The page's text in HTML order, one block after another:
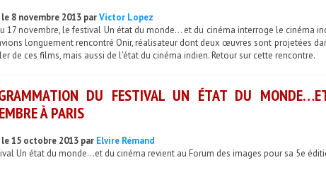
8 novembre 2013 parVictor Lopez
17 novembre, le festival Un état du monde... et du cinéma interroge le cinéma
longuement rencontré Onir, réalisateur dont deux œuvres sont projetées
de ces films, mais aussi de l'état du cinéma indien. Retour sur cette rencontre.
DU FESTIVAL UN ÉTAT DU
À PARIS
15 octobre 2013 par Elvire Rémand
Un état du monde...et du cinéma revient au Forum des images pour sa 5e